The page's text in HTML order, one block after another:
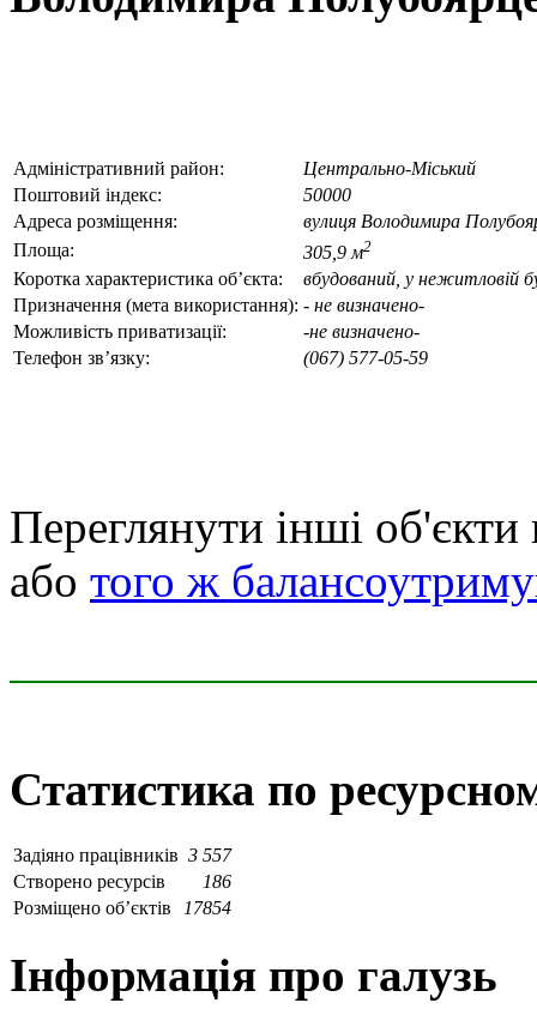
Адміністративний район:
Центрально-Міський
Поштовий індекс:
50000
Адреса розміщення:
вулиця Володимира
Площа:
305,9 м2
Коротка характеристика об’єкта:
вбудований, у нежитловій
Призначення (мета використання): - не визначено-
Можливість приватизації:
-не визначено-
Телефон зв’язку:
(067) 577-05-59
Переглянути інші
або того ж
Статистика по
Задіяно працівників 3 557
Створено ресурсів
186
Розміщено об’єктів
17854
Інформація про галузь